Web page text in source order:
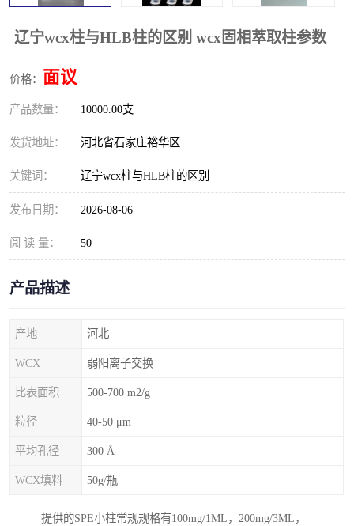
辽宁wcx柱与HLB柱的区别 wcx固相萃取柱参数
价格： 面议
产品数量： 10000.00支
发货地址： 河北省石家庄裕华区
关键词： 辽宁wcx柱与HLB柱的区别
发布日期： 2026-08-06
阅 读 量： 50
产品描述
产地 河北
WCX 弱阳离子交换
比表面积 500-700 m2/g
粒径 40-50 μm
平均孔径 300 Å
WCX填料 50g/瓶
提供的SPE小柱常规规格有100mg/1ML，200mg/3ML，